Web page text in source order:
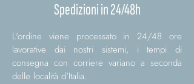
Spedizioni in 24/48h
L'ordine viene processato in 24/48 ore
lavorative dai nostri sistemi, i tempi di
consegna con corriere variano a seconda
delle località d'Italia.